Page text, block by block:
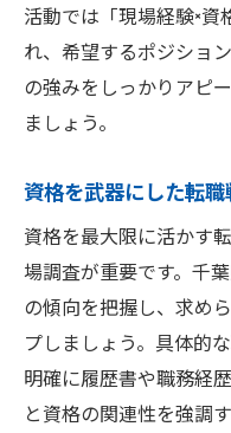
活動では「現場経験×
れ、希望するポジショ
の強みをしっかりアピ
ましょう。
資格を武器にした転
資格を最大限に活かす
場調査が重要です。千
の傾向を把握し、求め
プしましょう。具体的
明確に履歴書や職務経
と資格の関連性を強調